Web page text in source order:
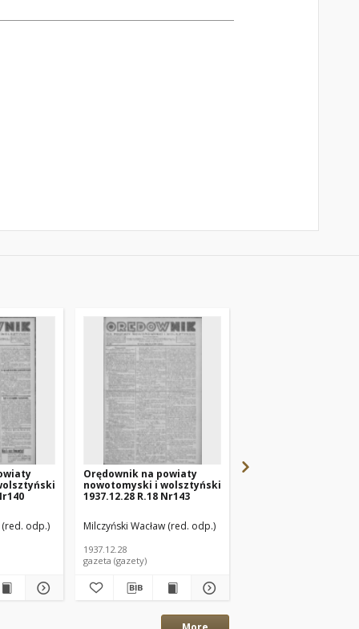
(red. odp.)
Orędownik na powiaty
nowotomyski i wolsztyński
1937.12.28 R.18 Nr143
Milczyński Wacław (red. odp.)
1937.12.28
gazeta (gazety)